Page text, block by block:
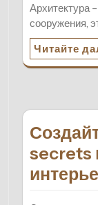
Архитектура
сооружения,
Читайте
secrets